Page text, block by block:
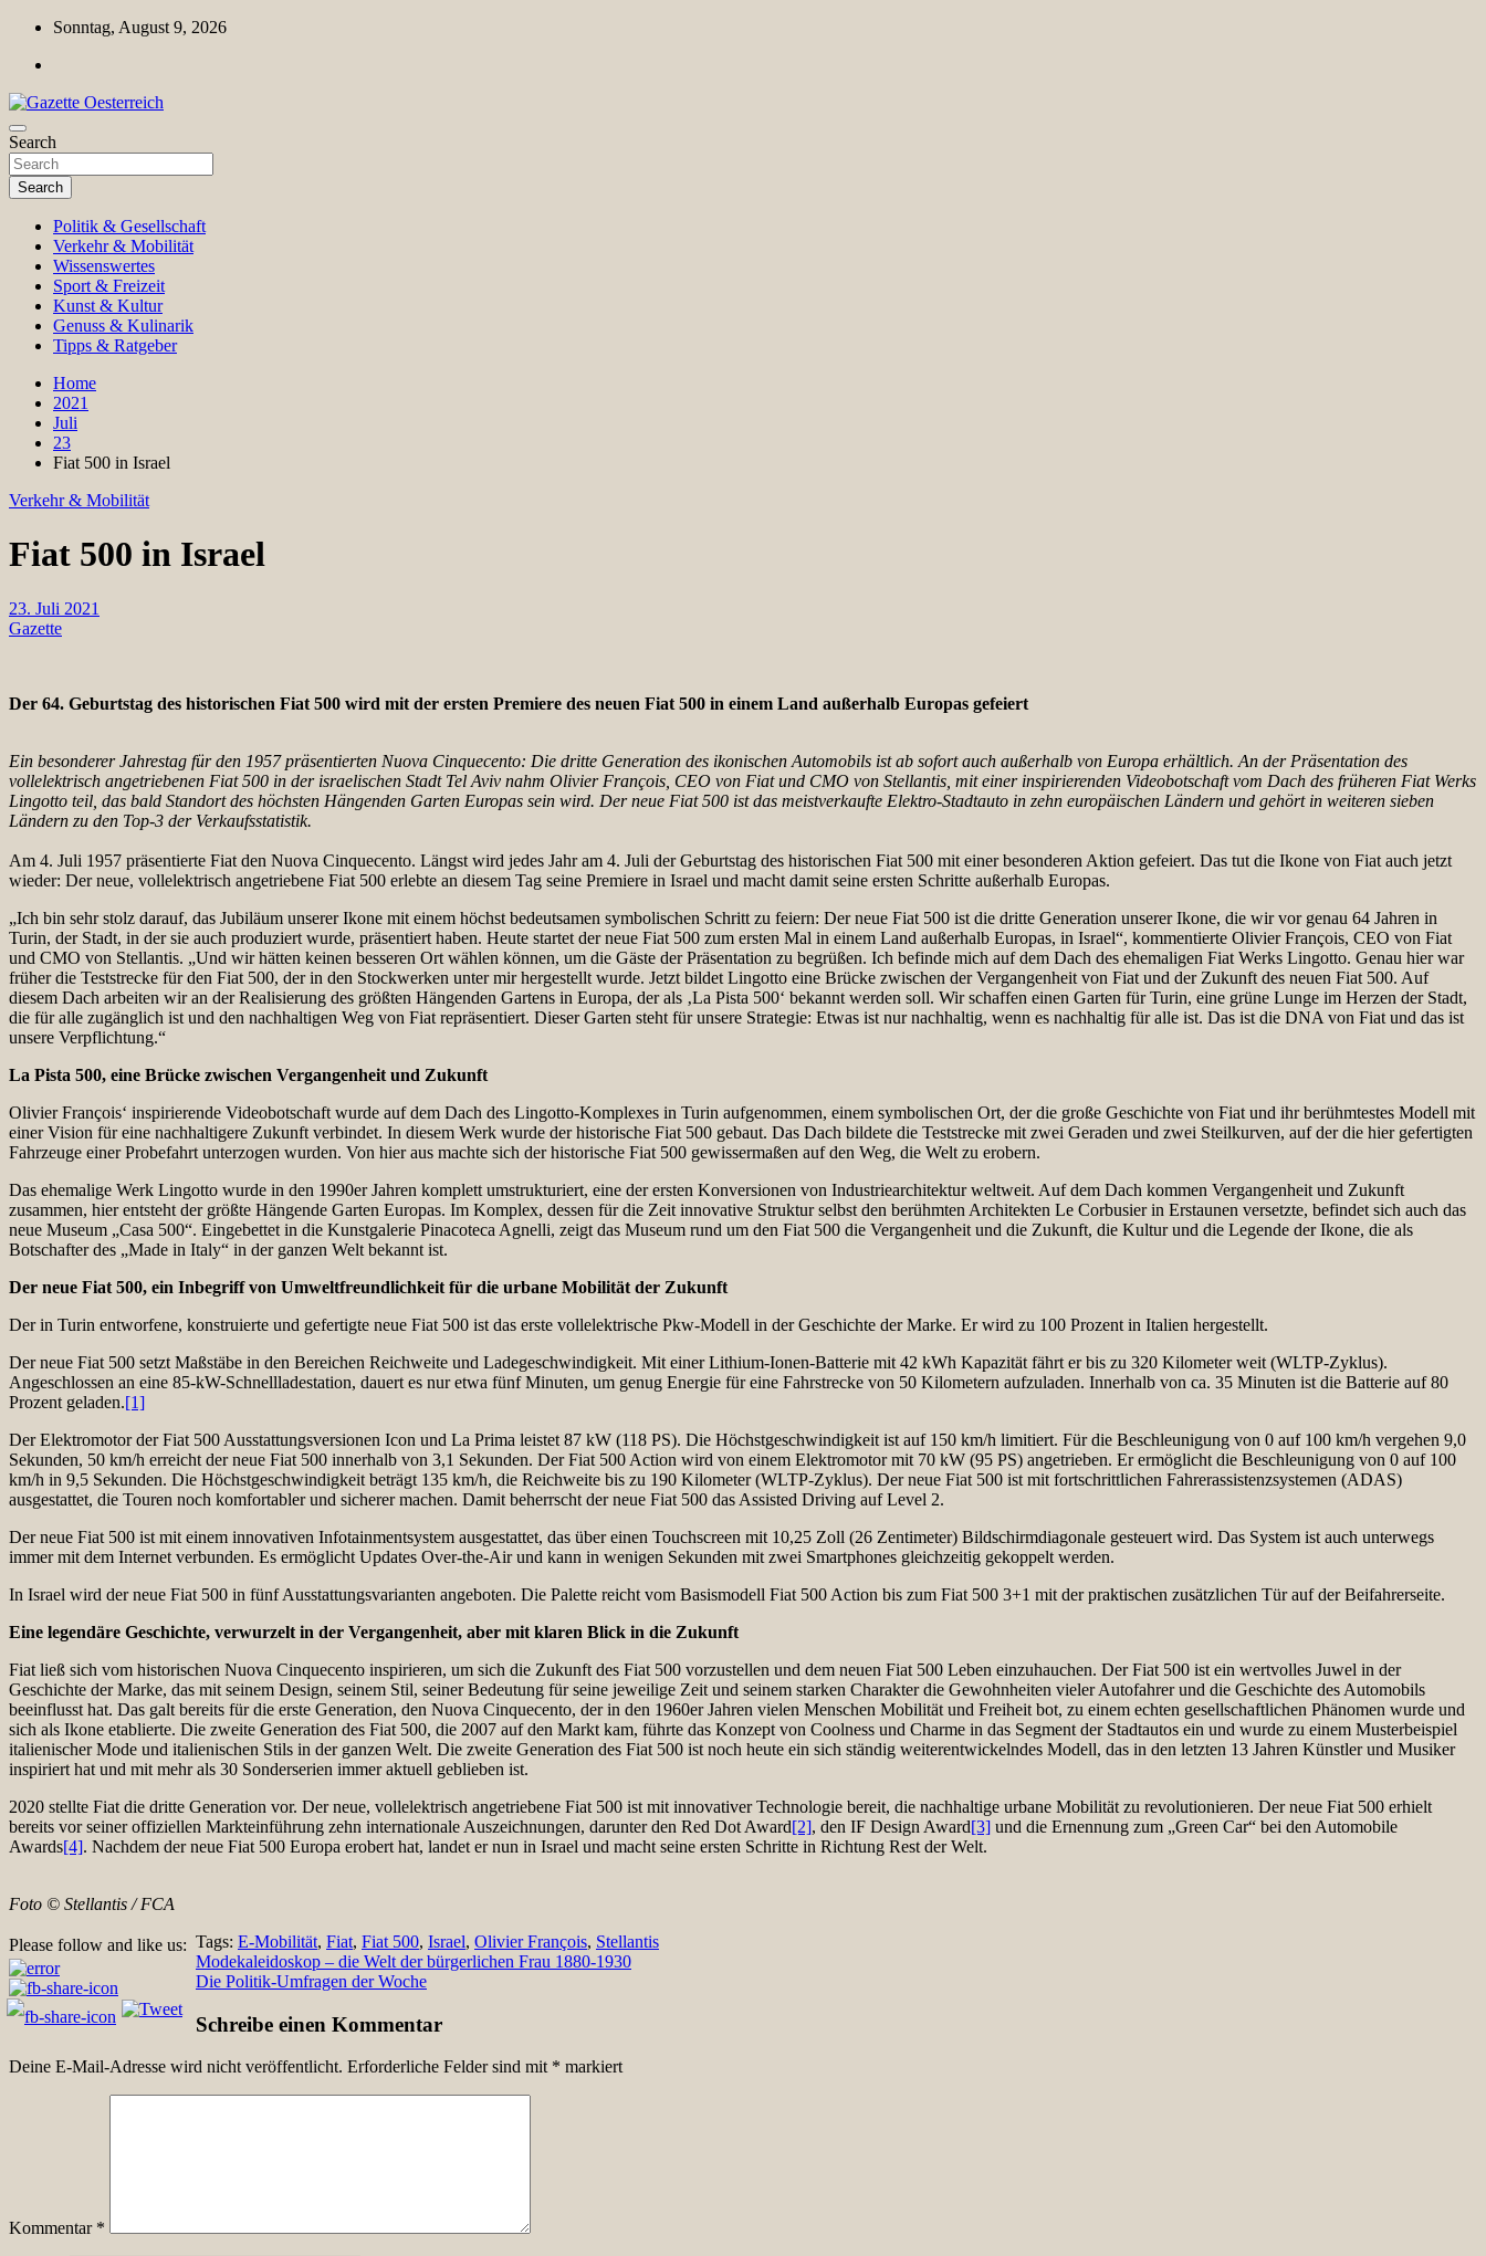
Skip
content
Sonntag, August 9, 2026
Gazette Oesterreich
Magazin für Freizeit, Politik, Kultur & Wissenschaft
Search
Search
Politik & Gesellschaft
Verkehr & Mobilität
Wissenswertes
Sport & Freizeit
Kunst & Kultur
Genuss & Kulinarik
Tipps & Ratgeber
Home
2021
Juli
23
Fiat 500 in Israel
Verkehr & Mobilität
Fiat 500 in Israel
23. Juli 2021
Gazette
Der 64. Geburtstag des historischen Fiat 500 wird mit der ersten Premiere des neuen Fiat 500 in einem Land außerhalb Europas gefeiert
Ein besonderer Jahrestag für den 1957 präsentierten Nuova Cinquecento: Die dritte Generation des ikonischen Automobils ist ab sofort auch außerhalb von Europa erhältlich. An der Präsentation des
vollelektrisch angetriebenen Fiat 500 in der israelischen Stadt Tel Aviv nahm Olivier François, CEO von Fiat und CMO von Stellantis, mit einer inspirierenden Videobotschaft vom Dach des früheren Fiat Werks
Lingotto teil, das bald Standort des höchsten Hängenden Garten Europas sein wird. Der neue Fiat 500 ist das meistverkaufte Elektro-Stadtauto in zehn europäischen Ländern und gehört in weiteren sieben
Ländern zu den Top-3 der Verkaufsstatistik.
Am 4. Juli 1957 präsentierte Fiat den Nuova Cinquecento. Längst wird jedes Jahr am 4. Juli der Geburtstag des historischen Fiat 500 mit einer besonderen Aktion gefeiert. Das tut die Ikone von Fiat auch jetzt
wieder: Der neue, vollelektrisch angetriebene Fiat 500 erlebte an diesem Tag seine Premiere in Israel und macht damit seine ersten Schritte außerhalb Europas.
„Ich bin sehr stolz darauf, das Jubiläum unserer Ikone mit einem höchst bedeutsamen symbolischen Schritt zu feiern: Der neue Fiat 500 ist die dritte Generation unserer Ikone, die wir vor genau 64 Jahren in
Turin, der Stadt, in der sie auch produziert wurde, präsentiert haben. Heute startet der neue Fiat 500 zum ersten Mal in einem Land außerhalb Europas, in Israel“, kommentierte Olivier François, CEO von Fiat
und CMO von Stellantis. „Und wir hätten keinen besseren Ort wählen können, um die Gäste der Präsentation zu begrüßen. Ich befinde mich auf dem Dach des ehemaligen Fiat Werks Lingotto. Genau hier war
früher die Teststrecke für den Fiat 500, der in den Stockwerken unter mir hergestellt wurde. Jetzt bildet Lingotto eine Brücke zwischen der Vergangenheit von Fiat und der Zukunft des neuen Fiat 500. Auf
diesem Dach arbeiten wir an der Realisierung des größten Hängenden Gartens in Europa, der als ‚La Pista 500‘ bekannt werden soll. Wir schaffen einen Garten für Turin, eine grüne Lunge im Herzen der Stadt,
die für alle zugänglich ist und den nachhaltigen Weg von Fiat repräsentiert. Dieser Garten steht für unsere Strategie: Etwas ist nur nachhaltig, wenn es nachhaltig für alle ist. Das ist die DNA von Fiat und das ist
unsere Verpflichtung.“
La Pista 500, eine Brücke zwischen Vergangenheit und Zukunft
Olivier François‘ inspirierende Videobotschaft wurde auf dem Dach des Lingotto-Komplexes in Turin aufgenommen, einem symbolischen Ort, der die große Geschichte von Fiat und ihr berühmtestes Modell mit
einer Vision für eine nachhaltigere Zukunft verbindet. In diesem Werk wurde der historische Fiat 500 gebaut. Das Dach bildete die Teststrecke mit zwei Geraden und zwei Steilkurven, auf der die hier gefertigten
Fahrzeuge einer Probefahrt unterzogen wurden. Von hier aus machte sich der historische Fiat 500 gewissermaßen auf den Weg, die Welt zu erobern.
Das ehemalige Werk Lingotto wurde in den 1990er Jahren komplett umstrukturiert, eine der ersten Konversionen von Industriearchitektur weltweit. Auf dem Dach kommen Vergangenheit und Zukunft
zusammen, hier entsteht der größte Hängende Garten Europas. Im Komplex, dessen für die Zeit innovative Struktur selbst den berühmten Architekten Le Corbusier in Erstaunen versetzte, befindet sich auch das
neue Museum „Casa 500“. Eingebettet in die Kunstgalerie Pinacoteca Agnelli, zeigt das Museum rund um den Fiat 500 die Vergangenheit und die Zukunft, die Kultur und die Legende der Ikone, die als
Botschafter des „Made in Italy“ in der ganzen Welt bekannt ist.
Der neue Fiat 500, ein Inbegriff von Umweltfreundlichkeit für die urbane Mobilität der Zukunft
Der in Turin entworfene, konstruierte und gefertigte neue Fiat 500 ist das erste vollelektrische Pkw-Modell in der Geschichte der Marke. Er wird zu 100 Prozent in Italien hergestellt.
Der neue Fiat 500 setzt Maßstäbe in den Bereichen Reichweite und Ladegeschwindigkeit. Mit einer Lithium-Ionen-Batterie mit 42 kWh Kapazität fährt er bis zu 320 Kilometer weit (WLTP-Zyklus).
Angeschlossen an eine 85-kW-Schnellladestation, dauert es nur etwa fünf Minuten, um genug Energie für eine Fahrstrecke von 50 Kilometern aufzuladen. Innerhalb von ca. 35 Minuten ist die Batterie auf 80
Prozent geladen.[1]
Der Elektromotor der Fiat 500 Ausstattungsversionen Icon und La Prima leistet 87 kW (118 PS). Die Höchstgeschwindigkeit ist auf 150 km/h limitiert. Für die Beschleunigung von 0 auf 100 km/h vergehen 9,0
Sekunden, 50 km/h erreicht der neue Fiat 500 innerhalb von 3,1 Sekunden. Der Fiat 500 Action wird von einem Elektromotor mit 70 kW (95 PS) angetrieben. Er ermöglicht die Beschleunigung von 0 auf 100
km/h in 9,5 Sekunden. Die Höchstgeschwindigkeit beträgt 135 km/h, die Reichweite bis zu 190 Kilometer (WLTP-Zyklus). Der neue Fiat 500 ist mit fortschrittlichen Fahrerassistenzsystemen (ADAS)
ausgestattet, die Touren noch komfortabler und sicherer machen. Damit beherrscht der neue Fiat 500 das Assisted Driving auf Level 2.
Der neue Fiat 500 ist mit einem innovativen Infotainmentsystem ausgestattet, das über einen Touchscreen mit 10,25 Zoll (26 Zentimeter) Bildschirmdiagonale gesteuert wird. Das System ist auch unterwegs
immer mit dem Internet verbunden. Es ermöglicht Updates Over-the-Air und kann in wenigen Sekunden mit zwei Smartphones gleichzeitig gekoppelt werden.
In Israel wird der neue Fiat 500 in fünf Ausstattungsvarianten angeboten. Die Palette reicht vom Basismodell Fiat 500 Action bis zum Fiat 500 3+1 mit der praktischen zusätzlichen Tür auf der Beifahrerseite.
Eine legendäre Geschichte, verwurzelt in der Vergangenheit, aber mit klaren Blick in die Zukunft
Fiat ließ sich vom historischen Nuova Cinquecento inspirieren, um sich die Zukunft des Fiat 500 vorzustellen und dem neuen Fiat 500 Leben einzuhauchen. Der Fiat 500 ist ein wertvolles Juwel in der
Geschichte der Marke, das mit seinem Design, seinem Stil, seiner Bedeutung für seine jeweilige Zeit und seinem starken Charakter die Gewohnheiten vieler Autofahrer und die Geschichte des Automobils
beeinflusst hat. Das galt bereits für die erste Generation, den Nuova Cinquecento, der in den 1960er Jahren vielen Menschen Mobilität und Freiheit bot, zu einem echten gesellschaftlichen Phänomen wurde und
sich als Ikone etablierte. Die zweite Generation des Fiat 500, die 2007 auf den Markt kam, führte das Konzept von Coolness und Charme in das Segment der Stadtautos ein und wurde zu einem Musterbeispiel
italienischer Mode und italienischen Stils in der ganzen Welt. Die zweite Generation des Fiat 500 ist noch heute ein sich ständig weiterentwickelndes Modell, das in den letzten 13 Jahren Künstler und Musiker
inspiriert hat und mit mehr als 30 Sonderserien immer aktuell geblieben ist.
2020 stellte Fiat die dritte Generation vor. Der neue, vollelektrisch angetriebene Fiat 500 ist mit innovativer Technologie bereit, die nachhaltige urbane Mobilität zu revolutionieren. Der neue Fiat 500 erhielt
bereits vor seiner offiziellen Markteinführung zehn internationale Auszeichnungen, darunter den Red Dot Award[2], den IF Design Award[3] und die Ernennung zum „Green Car“ bei den Automobile
Awards[4]. Nachdem der neue Fiat 500 Europa erobert hat, landet er nun in Israel und macht seine ersten Schritte in Richtung Rest der Welt.
Foto © Stellantis / FCA
Please follow and like us: Tags: E-Mobilität, Fiat, Fiat 500, Israel, Olivier François, Stellantis
BeitragsnavigationModekaleidoskop – die Welt der bürgerlichen Frau 1880-1930
Die Politik-Umfragen der Woche
Schreibe einen Kommentar
Deine E-Mail-Adresse wird nicht veröffentlicht. Erforderliche Felder sind mit * markiert
Kommentar *